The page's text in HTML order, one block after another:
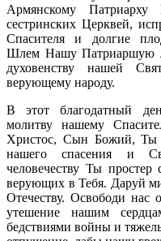
Армянскому Патриарху
сестринских Церквей,
Спасителя и долгие
Шлем Нашу Патриаршую
духовенству нашей
верующему народу.
В этот благодатный
молитву нашему
Христос, Сын Божий, Ты
нашего спасения и
человечеству Ты
верующих в Тебя. Даруй
Отечеству. Освободи нас
утешение нашим
бедствиями войны и